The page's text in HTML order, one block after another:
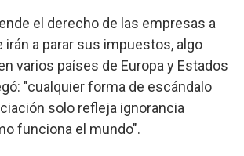
el derecho de las empresas a
irán a parar sus impuestos, algo
varios países de Europa y Estados
"cualquier forma de escándalo
solo refleja ignorancia
funciona el mundo".